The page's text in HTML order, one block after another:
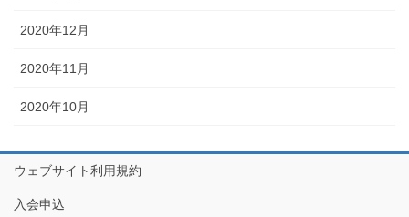
2020年12月
2020年11月
2020年10月
ウェブサイト利用規約
入会申込